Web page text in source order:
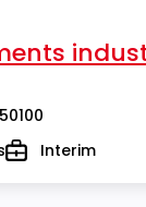
TypeInterim